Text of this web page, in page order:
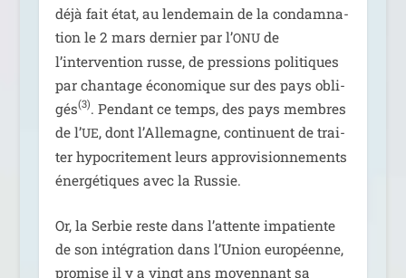
déjà fait état, au len­de­main de la condam­na­
tion le 2 mars der­nier par l’ONUde
l’intervention russe, de pres­sions poli­tiques
par chan­tage éco­no­mique sur des pays obli­
gés(3). Pendant ce temps, des pays membres
de l’UE, dont l’Allemagne, conti­nuent de trai­
ter hypo­cri­te­ment leurs appro­vi­sion­ne­ments
éner­gé­tiques avec la Russie.
Or, la Serbie reste dans l’attente impa­tiente
de son inté­gra­tion dans l’Union euro­péenne,
pro­mise il y a vingt ans moyen­nant sa